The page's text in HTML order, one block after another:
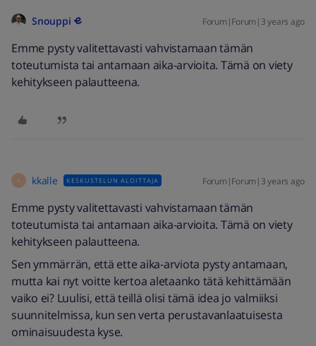
Snouppi Forum|Forum|3 years ago
Emme pysty valitettavasti vahvistamaan tämän
toteutumista tai antamaan aika-arvioita. Tämä on viety
kehitykseen palautteena.
K kkalle KESKUSTELUN ALOITTAJA Forum|Forum|3 years ago
Emme pysty valitettavasti vahvistamaan tämän
toteutumista tai antamaan aika-arvioita. Tämä on viety
kehitykseen palautteena.
Sen ymmärrän, että ette aika-arviota pysty antamaan,
mutta kai nyt voitte kertoa aletaanko tätä kehittämään
vaiko ei? Luulisi, että teillä olisi tämä idea jo valmiiksi
suunnitelmissa, kun sen verta perustavanlaatuisesta
ominaisuudesta kyse.